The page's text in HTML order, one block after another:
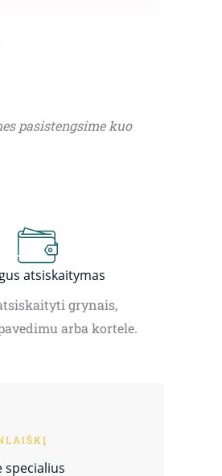
pasistengsime kuo
atsiskaitymas
grynais,
arba kortele.
specialius